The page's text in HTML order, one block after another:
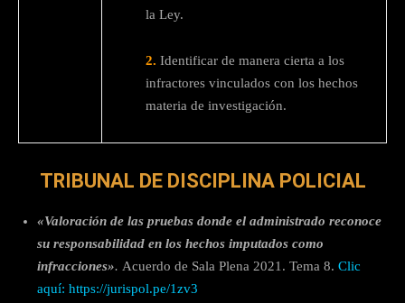
la Ley.
2. Identificar de manera cierta a los
infractores vinculados con los hechos
materia de investigación.
TRIBUNAL DE DISCIPLINA POLICIAL
«Valoración de las pruebas donde el administrado reconoce
su responsabilidad en los hechos imputados como
infracciones». Acuerdo de Sala Plena 2021. Tema 8. Clic
aquí: https://jurispol.pe/1zv3